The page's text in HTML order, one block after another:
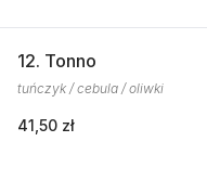
12. Tonno
tuńczyk / cebula / oliwki
41,50 zł